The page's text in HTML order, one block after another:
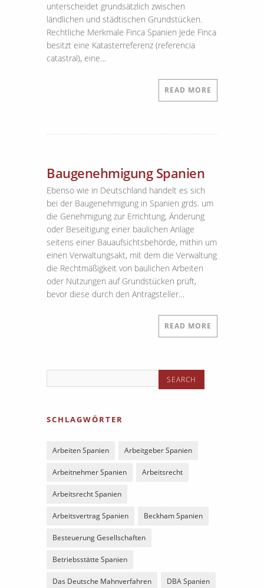
unterscheidet grundsätzlich zwischen
ländlichen und städtischen Grundstücken.
Rechtliche Merkmale Finca Spanien Jede Finca
besitzt eine Katasterreferenz (referencia
catastral), eine…
READ MORE
Baugenehmigung Spanien
Ebenso wie in Deutschland handelt es sich
bei der Baugenehmigung in Spanien grds. um
die Genehmigung zur Errichtung, Änderung
oder Beseitigung einer baulichen Anlage
seitens einer Bauaufsichtsbehörde, mithin um
einen Verwaltungsakt, mit dem die Verwaltung
die Rechtmäßigkeit von baulichen Arbeiten
oder Nutzungen auf Grundstücken prüft,
bevor diese durch den Antragsteller…
READ MORE
SCHLAGWÖRTER
Arbeiten Spanien Arbeitgeber Spanien
Arbeitnehmer Spanien Arbeitsrecht
Arbeitsrecht Spanien
Arbeitsvertrag Spanien Beckham Spanien
Besteuerung Gesellschaften
Betriebsstätte Spanien
Das Deutsche Mahnverfahren DBA Spanien